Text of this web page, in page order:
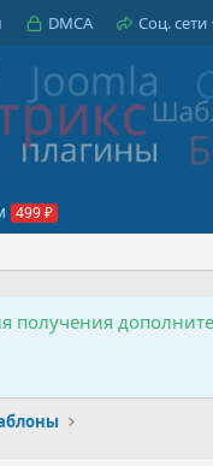
DMCA Соц. сети
получения